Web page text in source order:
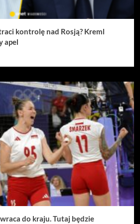
kontrolę nad Rosją? Kreml
apel
do kraju. Tutaj będzie